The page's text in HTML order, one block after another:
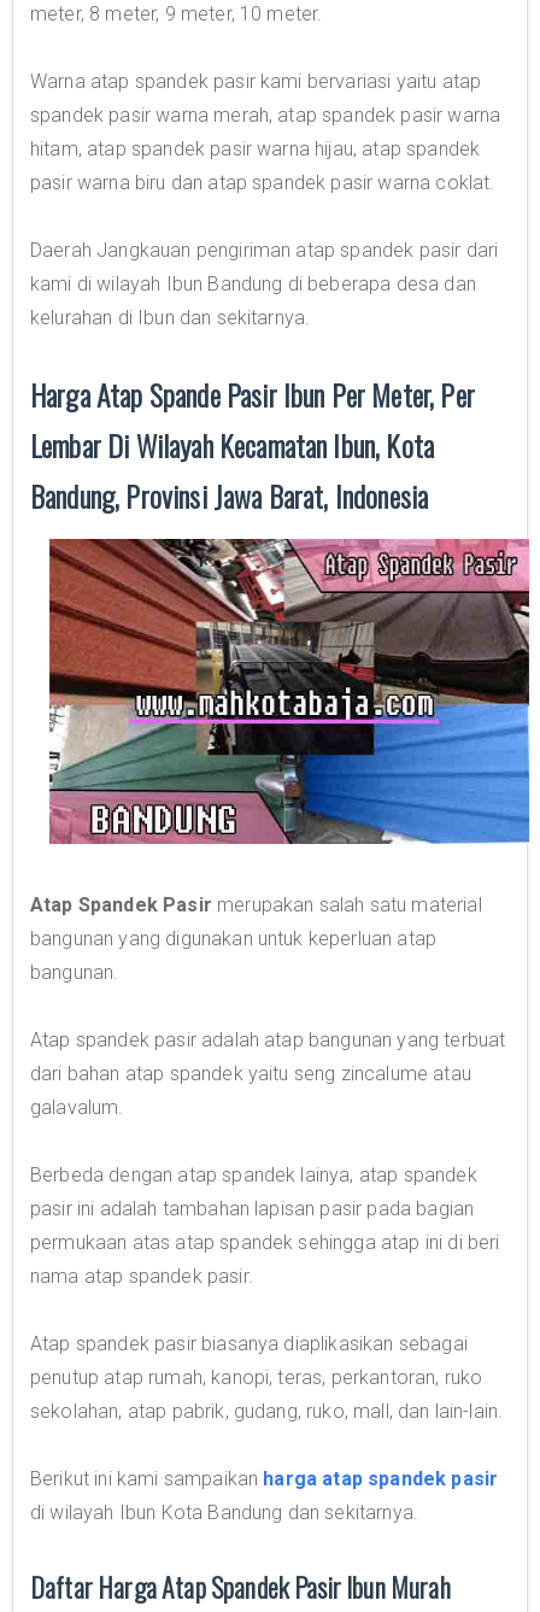
meter, 8 meter, 9 meter, 10 meter.
Warna atap spandek pasir kami bervariasi yaitu atap
spandek pasir warna merah, atap spandek pasir warna
hitam, atap spandek pasir warna hijau, atap spandek
pasir warna biru dan atap spandek pasir warna coklat.
Daerah Jangkauan pengiriman atap spandek pasir dari
kami di wilayah Ibun Bandung di beberapa desa dan
kelurahan di Ibun dan sekitarnya.
Harga Atap Spande Pasir Ibun Per Meter, Per
Lembar Di Wilayah Kecamatan Ibun, Kota
Bandung, Provinsi Jawa Barat, Indonesia
Atap Spandek Pasir merupakan salah satu material
bangunan yang digunakan untuk keperluan atap
bangunan.
Atap spandek pasir adalah atap bangunan yang terbuat
dari bahan atap spandek yaitu seng zincalume atau
galavalum.
Berbeda dengan atap spandek lainya, atap spandek
pasir ini adalah tambahan lapisan pasir pada bagian
permukaan atas atap spandek sehingga atap ini di beri
nama atap spandek pasir.
Atap spandek pasir biasanya diaplikasikan sebagai
penutup atap rumah, kanopi, teras, perkantoran, ruko
sekolahan, atap pabrik, gudang, ruko, mall, dan lain-lain.
Berikut ini kami sampaikan harga atap spandek pasir
di wilayah Ibun Kota Bandung dan sekitarnya.
Daftar Harga Atap Spandek Pasir Ibun Murah